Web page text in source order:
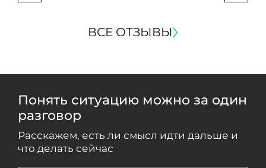
ВСЕ ОТЗЫВЫ
Понять ситуацию можно за один
разговор
Расскажем, есть ли смысл идти дальше и
что делать сейчас